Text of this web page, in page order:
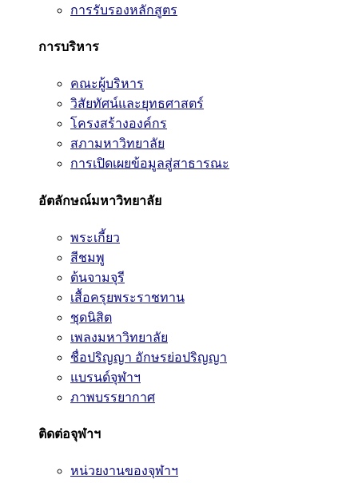
การรับรองหลักสูตร
การบริหาร
คณะผู้บริหาร
วิสัยทัศน์และยุทธศาสตร์
โครงสร้างองค์กร
สภามหาวิทยาลัย
การเปิดเผยข้อมูลสู่สาธารณะ
อัตลักษณ์มหาวิทยาลัย
พระเกี้ยว
สีชมพู
ต้นจามจุรี
เสื้อครุยพระราชทาน
ชุดนิสิต
เพลงมหาวิทยาลัย
ชื่อปริญญา อักษรย่อปริญญา
แบรนด์จุฬาฯ
ภาพบรรยากาศ
ติดต่อจุฬาฯ
หน่วยงานของจุฬาฯ